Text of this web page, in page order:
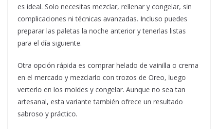
es ideal. Solo necesitas mezclar, rellenar y congelar, sin
complicaciones ni técnicas avanzadas. Incluso puedes
preparar las paletas la noche anterior y tenerlas listas
para el día siguiente.
Otra opción rápida es comprar helado de vainilla o crema
en el mercado y mezclarlo con trozos de Oreo, luego
verterlo en los moldes y congelar. Aunque no sea tan
artesanal, esta variante también ofrece un resultado
sabroso y práctico.